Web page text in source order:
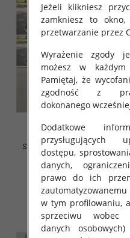
Spodnie dziewczęce Roz 128-
164, 1 kolor Paczka 7 szt
33.00 zł
szczegóły
Jeżeli klikniesz
zamkniesz to
przetwarzanie przez
Wyrażenie zgody
możesz w
Pamiętaj, że
zgodność z
dokonanego
Dodatkowe
przysługujących
dostępu,
danych,
prawo do ich
w tym profilowaniu,
sprzeciwu wobec
danych